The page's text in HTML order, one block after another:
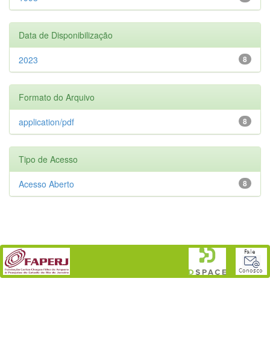
Data de Disponibilização
8
2023
Formato do Arquivo
8
application/pdf
Tipo de Acesso
8
Acesso Aberto